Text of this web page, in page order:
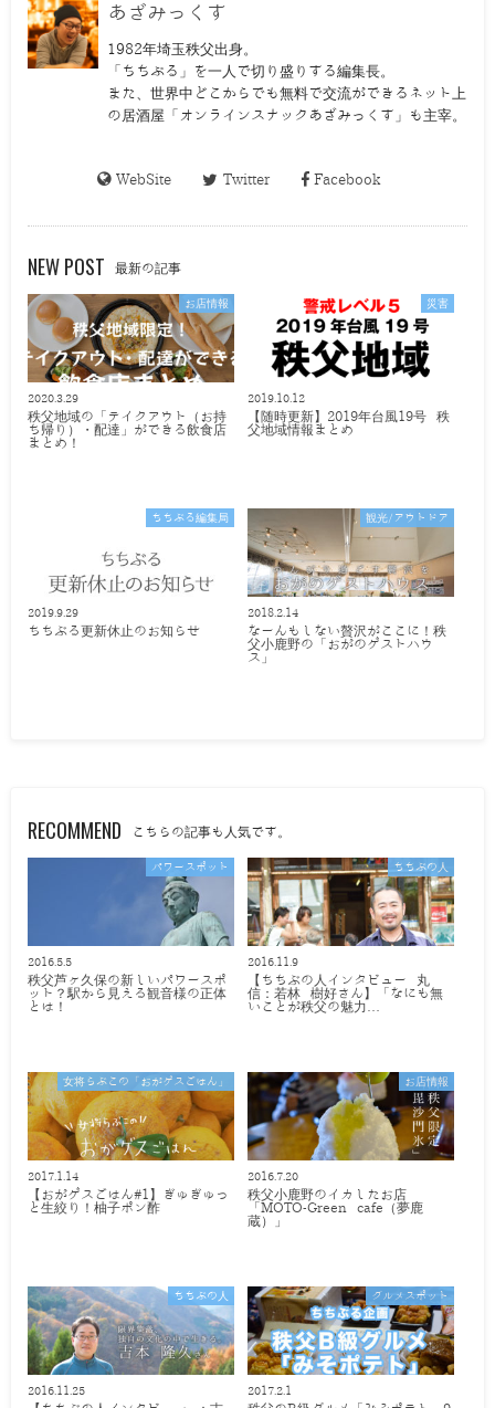
あざみっくす
1982年埼玉秩父出身。
「ちちぶる」を一人で切り盛りする編集長。
また、世界中どこからでも無料で交流ができるネット上
の居酒屋「オンラインスナックあざみっくす」も主宰。
WebSite Twitter Facebook
NEW POST 最新の記事
お店情報
2020.3.29
秩父地域の「テイクアウト（お持
ち帰り）・配達」ができる飲食店
まとめ！
災害
2019.10.12
【随時更新】2019年台風19号 秩
父地域情報まとめ
ちちぶる編集局
2019.9.29
ちちぶる更新休止のお知らせ
観光/アウトドア
2018.2.14
なーんもしない贅沢がここに！秩
父小鹿野の「おがのゲストハウ
ス」
RECOMMEND こちらの記事も人気です。
パワースポット
2016.5.5
秩父芦ヶ久保の新しいパワースポ
ット？駅から見える観音様の正体
とは！
ちちぶの人
2016.11.9
【ちちぶの人インタビュー 丸
信：若林 樹好さん】「なにも無
いことが秩父の魅力…
女将らぶこの「おがゲスごはん」
2017.1.14
【おがゲスごはん#1】ぎゅぎゅっ
と生絞り！柚子ポン酢
お店情報
2016.7.20
秩父小鹿野のイカしたお店
「MOTO-Green cafe（夢鹿
蔵）」
ちちぶの人
2016.11.25
グルメスポット
2017.2.1